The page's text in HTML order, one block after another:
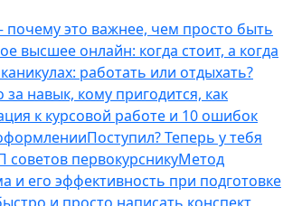
почему это важнее, чем просто быть
высшее онлайн: когда стоит, а когда
работать или отдыхать?
навык, кому пригодится, как
к курсовой работе и 10 ошибок
Поступил? Теперь у тебя
первокурсникуМетод
и его эффективность при подготовке